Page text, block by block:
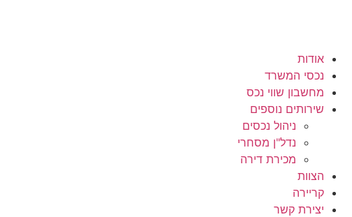
אודות
נכסי המשרד
מחשבון שווי נכס
שירותים נוספים
ניהול נכסים
נדל"ן מסחרי
מכירת דירה
הצוות
קריירה
יצירת קשר